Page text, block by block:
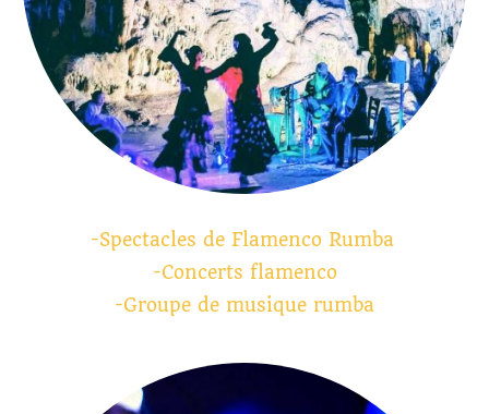
-Spectacles de Flamenco Rumba
-Concerts flamenco
-Groupe de musique rumba